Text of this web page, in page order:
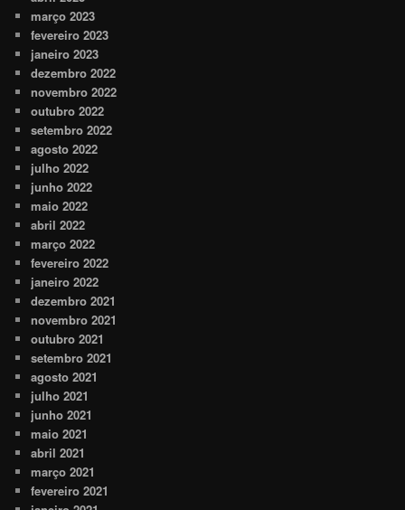
março 2023
fevereiro 2023
janeiro 2023
dezembro 2022
novembro 2022
outubro 2022
setembro 2022
agosto 2022
julho 2022
junho 2022
maio 2022
abril 2022
março 2022
fevereiro 2022
janeiro 2022
dezembro 2021
novembro 2021
outubro 2021
setembro 2021
agosto 2021
julho 2021
junho 2021
maio 2021
abril 2021
março 2021
fevereiro 2021